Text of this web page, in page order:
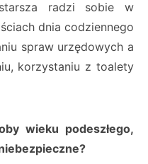
radzi sobie w
dnia codziennego
spraw urzędowych a
korzystaniu z toalety
wieku podeszłego,